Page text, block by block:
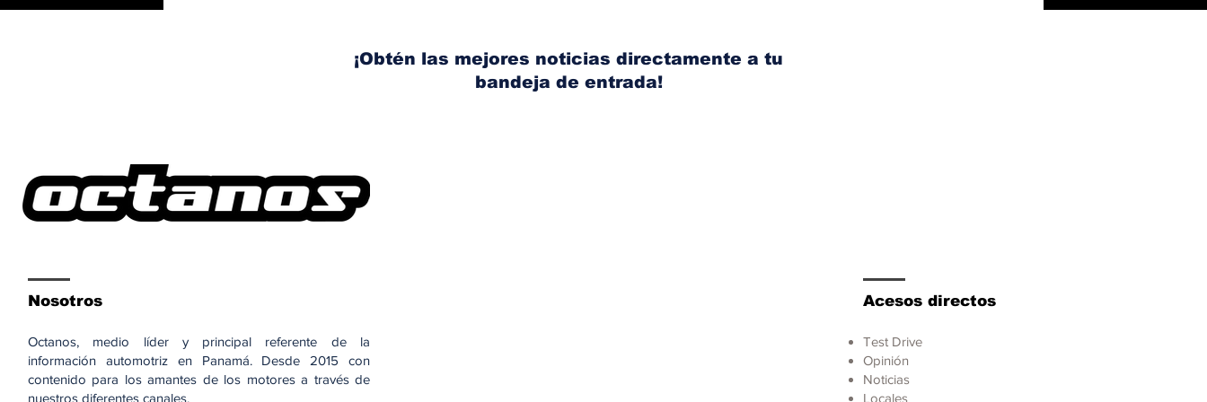
¡Obtén las mejores noticias directamente a tu
bandeja de entrada!
Nosotros
Octanos, medio líder y principal referente de la
información automotriz en Panamá. Desde 2015 con
contenido para los amantes de los motores a través de
nuestros diferentes canales.
Acesos directos
Test Drive
Opinión
Noticias
Locales